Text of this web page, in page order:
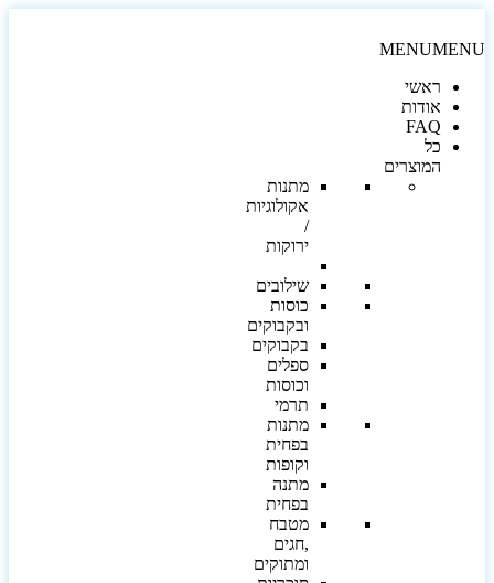
MENU
ראשי
אודות
FAQ
כל
המוצרים
מתנות
אקולוגיות
ירוקות
שילובים
כוסות
ובקבוקים
בקבוקים
ספלים
וכוסות
תרמי
מתנות
בפחית
וקופות
מתנה
בפחית
מטבח
,חגים
ומתוקים